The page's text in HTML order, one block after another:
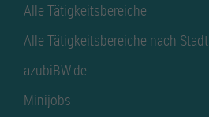
Alle Tätigkeitsbereiche
Alle Tätigkeitsbereiche nach Stadt
azubiBW.de
Minijobs